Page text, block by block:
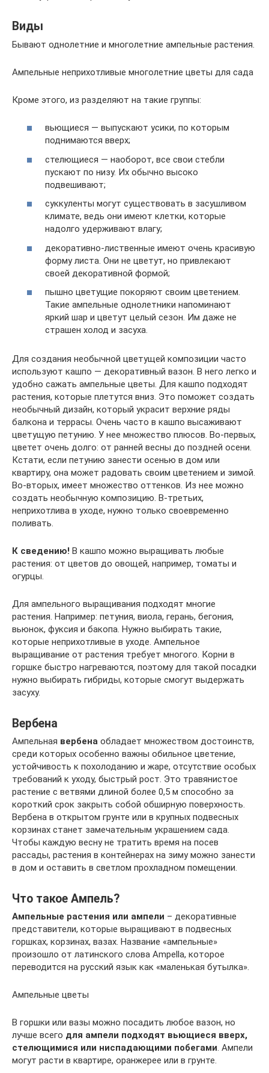
Виды
Бывают однолетние и многолетние ампельные растения.
Ампельные неприхотливые многолетние цветы для сада
Кроме этого, из разделяют на такие группы:
вьющиеся — выпускают усики, по которым
поднимаются вверх;
стелющиеся — наоборот, все свои стебли
пускают по низу. Их обычно высоко
подвешивают;
суккуленты могут существовать в засушливом
климате, ведь они имеют клетки, которые
надолго удерживают влагу;
декоративно-лиственные имеют очень красивую
форму листа. Они не цветут, но привлекают
своей декоративной формой;
пышно цветущие покоряют своим цветением.
Такие ампельные однолетники напоминают
яркий шар и цветут целый сезон. Им даже не
страшен холод и засуха.
Для создания необычной цветущей композиции часто
используют кашпо — декоративный вазон. В него легко и
удобно сажать ампельные цветы. Для кашпо подходят
растения, которые плетутся вниз. Это поможет создать
необычный дизайн, который украсит верхние ряды
балкона и террасы. Очень часто в кашпо высаживают
цветущую петунию. У нее множество плюсов. Во-первых,
цветет очень долго: от ранней весны до поздней осени.
Кстати, если петунию занести осенью в дом или
квартиру, она может радовать своим цветением и зимой.
Во-вторых, имеет множество оттенков. Из нее можно
создать необычную композицию. В-третьих,
неприхотлива в уходе, нужно только своевременно
поливать.
К сведению! В кашпо можно выращивать любые
растения: от цветов до овощей, например, томаты и
огурцы.
Для ампельного выращивания подходят многие
растения. Например: петуния, виола, герань, бегония,
вьюнок, фуксия и бакопа. Нужно выбирать такие,
которые неприхотливые в уходе. Ампельное
выращивание от растения требует многого. Корни в
горшке быстро нагреваются, поэтому для такой посадки
нужно выбирать гибриды, которые смогут выдержать
засуху.
Вербена
Ампельная вербена обладает множеством достоинств,
среди которых особенно важны обильное цветение,
устойчивость к похолоданию и жаре, отсутствие особых
требований к уходу, быстрый рост. Это травянистое
растение с ветвями длиной более 0,5 м способно за
короткий срок закрыть собой обширную поверхность.
Вербена в открытом грунте или в крупных подвесных
корзинах станет замечательным украшением сада.
Чтобы каждую весну не тратить время на посев
рассады, растения в контейнерах на зиму можно занести
в дом и оставить в светлом прохладном помещении.
Что такое Ампель?
Ампельные растения или ампели – декоративные
представители, которые выращивают в подвесных
горшках, корзинах, вазах. Название «ампельные»
произошло от латинского слова Ampella, которое
переводится на русский язык как «маленькая бутылка».
Ампельные цветы
В горшки или вазы можно посадить любое вазон, но
лучше всего для ампели подходят вьющиеся вверх,
стелющимися или ниспадающими побегами. Ампели
могут расти в квартире, оранжерее или в грунте.